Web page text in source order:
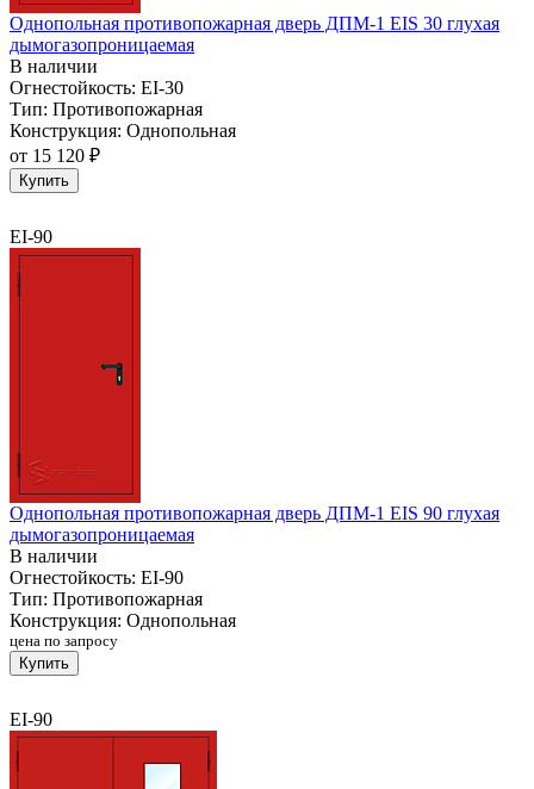
Однопольная противопожарная дверь ДПМ-1 EIS 30 глухая
дымогазопроницаемая
В наличии
Огнестойкость: EI-30
Тип: Противопожарная
Конструкция: Однопольная
от 15 120 ₽
Купить
EI-90
Однопольная противопожарная дверь ДПМ-1 EIS 90 глухая
дымогазопроницаемая
В наличии
Огнестойкость: EI-90
Тип: Противопожарная
Конструкция: Однопольная
цена по запросу
Купить
EI-90